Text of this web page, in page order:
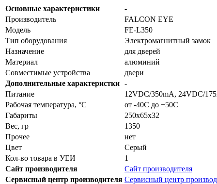
Основные характеристики
-
Производитель
FALCON EYE
Модель
FE-L350
Тип оборудования
Электромагнитный замок
Назначение
для дверей
Материал
алюминий
Совместимые устройства
двери
Дополнительные характеристки -
Питание
12VDC/350mA, 24VDC/
Рабочая температура, °C
от -40С до +50С
Габариты
250x65x32
Вес, гр
1350
Прочее
нет
Цвет
Серый
Кол-во товара в УЕИ
1
Сайт производителя
Сайт производителя
Сервисный центр производителя Сервисный центр